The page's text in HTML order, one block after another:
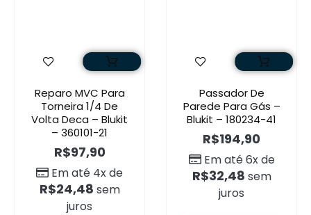
Reparo MVC Para
Torneira 1/4 De
Volta Deca – Blukit
– 360101-21
R$97,90
Em até 4x de
R$24,48 sem
juros
Passador De
Parede Para Gás –
Blukit – 180234-41
R$194,90
Em até 6x de
R$32,48 sem
juros